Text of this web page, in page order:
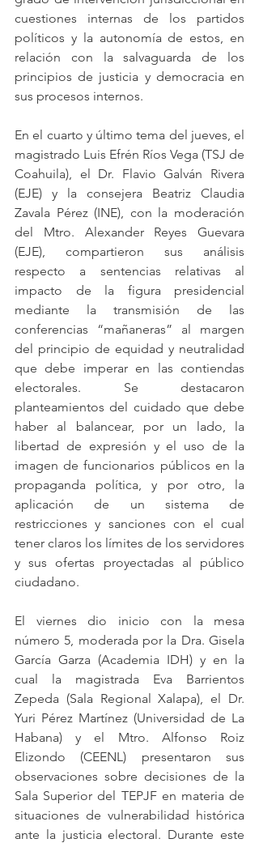
cuestiones internas de los partidos
políticos y la autonomía de estos, en
relación con la salvaguarda de los
principios de justicia y democracia en
sus procesos internos.
En el cuarto y último tema del jueves, el
magistrado Luis Efrén Ríos Vega (TSJ de
Coahuila), el Dr. Flavio Galván Rivera
(EJE) y la consejera Beatriz Claudia
Zavala Pérez (INE), con la moderación
del Mtro. Alexander Reyes Guevara
(EJE), compartieron sus análisis
respecto a sentencias relativas al
impacto de la figura presidencial
mediante la transmisión de las
conferencias “mañaneras” al margen
del principio de equidad y neutralidad
que debe imperar en las contiendas
electorales. Se destacaron
planteamientos del cuidado que debe
haber al balancear, por un lado, la
libertad de expresión y el uso de la
imagen de funcionarios públicos en la
propaganda política, y por otro, la
aplicación de un sistema de
restricciones y sanciones con el cual
tener claros los límites de los servidores
y sus ofertas proyectadas al público
ciudadano.
El viernes dio inicio con la mesa
número 5, moderada por la Dra. Gisela
García Garza (Academia IDH) y en la
cual la magistrada Eva Barrientos
Zepeda (Sala Regional Xalapa), el Dr.
Yuri Pérez Martínez (Universidad de La
Habana) y el Mtro. Alfonso Roiz
Elizondo (CEENL) presentaron sus
observaciones sobre decisiones de la
Sala Superior del TEPJF en materia de
situaciones de vulnerabilidad histórica
ante la justicia electoral. Durante este